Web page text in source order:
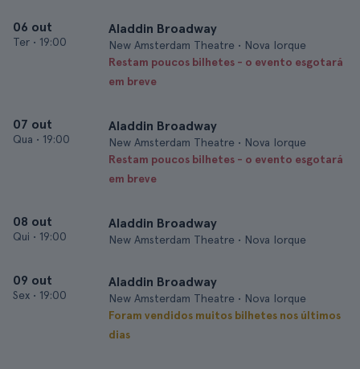
06 out
Ter • 19:00
Aladdin Broadway
New Amsterdam Theatre • Nova Iorque
Restam poucos bilhetes - o evento esgotará
em breve
07 out
Qua • 19:00
Aladdin Broadway
New Amsterdam Theatre • Nova Iorque
Restam poucos bilhetes - o evento esgotará
em breve
08 out
Qui • 19:00
Aladdin Broadway
New Amsterdam Theatre • Nova Iorque
09 out
Sex • 19:00
Aladdin Broadway
New Amsterdam Theatre • Nova Iorque
Foram vendidos muitos bilhetes nos últimos
dias